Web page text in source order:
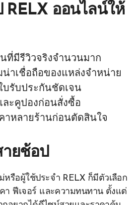
RELX ออนไลน์ให้
ที่มีรีวิวจริงจำนวนมาก
าเชื่อถือของแหล่งจำหน่าย
บรับประกันชัดเจน
ละคูปองก่อนสั่งซื้อ
าหลายร้านก่อนตัดสินใจ
ยช้อป
หรือผู้ใช้ประจำ RELX ก็มีตัวเลือก
า ฟีเจอร์ และความทนทาน ตั้งแต่